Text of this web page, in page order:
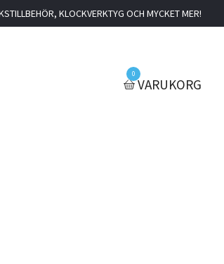
KLOCKVERKTYG OCH MYCKET MER!
0
VARUKORG